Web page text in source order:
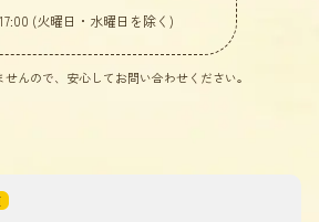
(火曜日・水曜日を除く)
んので、安心してお問い合わせください。